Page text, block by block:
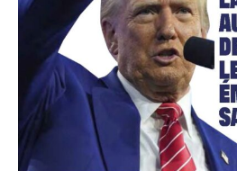
Accès gratuit
Gratuit /accès limité